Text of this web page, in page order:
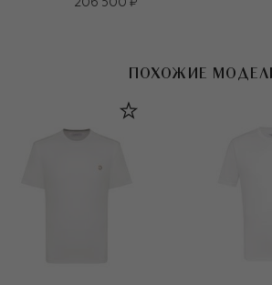
206 500 ₽
ПОХОЖИЕ